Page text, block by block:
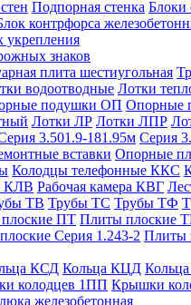
Подпорная стенка Блоки
контрфорса
укрепления
знаков
плита шестиугольная
водоотводные Лотки
подушки ОП Опорные
Лотки ЛР Лотки ЛПР
3.501.9-181.95м Серия
вставки Опорные
Колодцы телефонные ККС
КЛВ Рабочая камера КВГ
ТВ Трубы ТС Трубы ТФ
ПТ Плиты плоские
Серия 1.243-2 Плиты
КСД Кольца КЦД
колодцев 1ПП Крышки
железобетонная